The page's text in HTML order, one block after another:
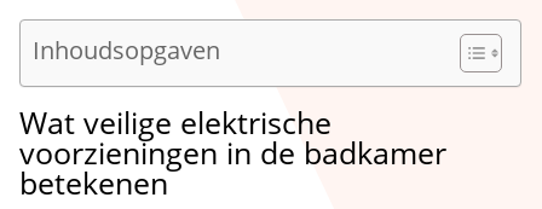
Inhoudsopgaven
Wat veilige elektrische
voorzieningen in de badkamer
betekenen